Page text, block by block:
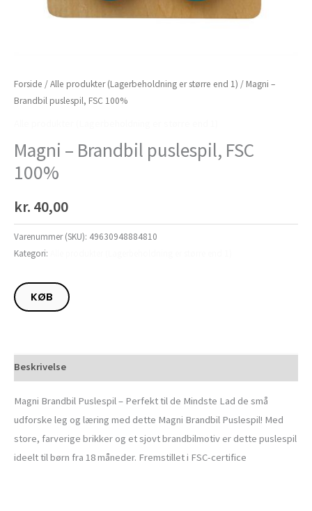
Forside /Alle produkter (Lagerbeholdning er større end 1) / Magni –
Brandbil puslespil, FSC 100%
Magni – Brandbil puslespil, FSC
100%
kr. 40,00
Varenummer (SKU): 49630948884810
Kategori:
KØB
Beskrivelse
Magni Brandbil Puslespil – Perfekt til de Mindste Lad de små
udforske leg og læring med dette Magni Brandbil Puslespil! Med
store, farverige brikker og et sjovt brandbilmotiv er dette puslespil
ideelt til børn fra 18 måneder. Fremstillet i FSC-certifice